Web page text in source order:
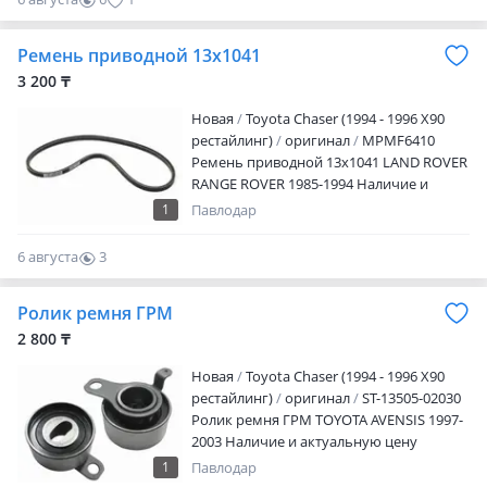
Грамотную консультацию специалиста
Предлагаем Вам убедиться в этом и
20: 00 ЕЖЕДНЕВНО БЕЗ ВЫХОДНЫХ
Ремень приводной 13x1041
3 200 ₸
1
Новая
Toyota Chaser (1994 - 1996 X90
рестайлинг)
оригинал
MPMF6410
Ремень приводной 13x1041 LAND ROVER
RANGE ROVER 1985-1994 Наличие и
актуальную цену уточняйте у
Павлодар
6 августа
3
0
Ролик ремня ГРМ
2 800 ₸
1
Новая
Toyota Chaser (1994 - 1996 X90
рестайлинг)
оригинал
ST-13505-02030
Ролик ремня ГРМ TOYOTA AVENSIS 1997-
2003 Наличие и актуальную цену
уточняйте у менеджера
Павлодар